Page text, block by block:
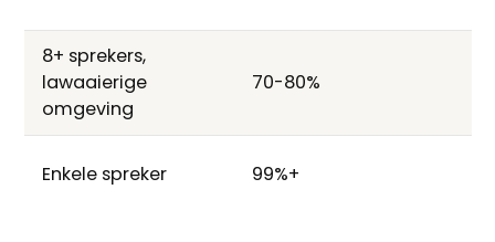
8+ sprekers,
lawaaierige
omgeving
70-80%
Enkele spreker 99%+